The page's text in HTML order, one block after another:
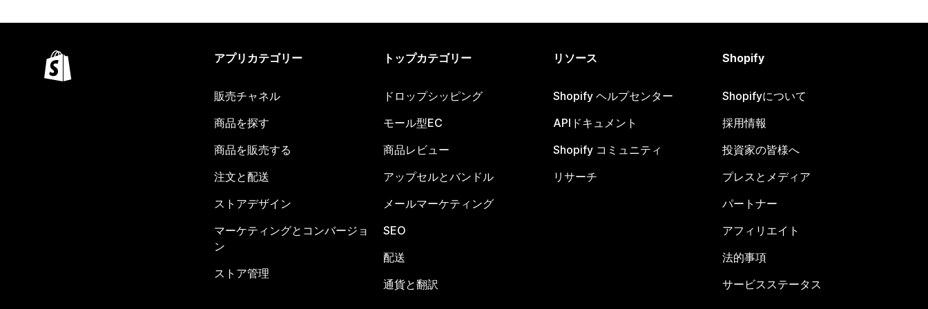
アプリカテゴリー
販売チャネル
商品を探す
商品を販売する
注文と配送
ストアデザイン
マーケティングとコンバージョ
ン
ストア管理
トップカテゴリー
ドロップシッピング
モール型EC
商品レビュー
アップセルとバンドル
メールマーケティング
SEO
配送
通貨と翻訳
リソース
Shopify ヘルプセンター
APIドキュメント
Shopify コミュニティ
リサーチ
Shopify
Shopifyについて
採用情報
投資家の皆様へ
プレスとメディア
パートナー
アフィリエイト
法的事項
サービスステータス